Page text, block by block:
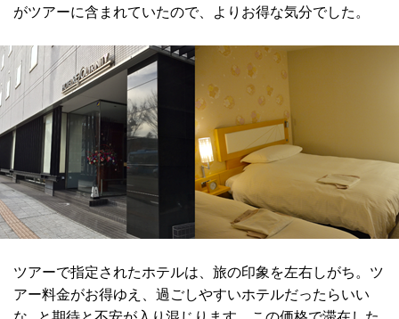
がツアーに含まれていたので、よりお得な気分でした。
ツアーで指定されたホテルは、旅の印象を左右しがち。ツ
アー料金がお得ゆえ、過ごしやすいホテルだったらいい